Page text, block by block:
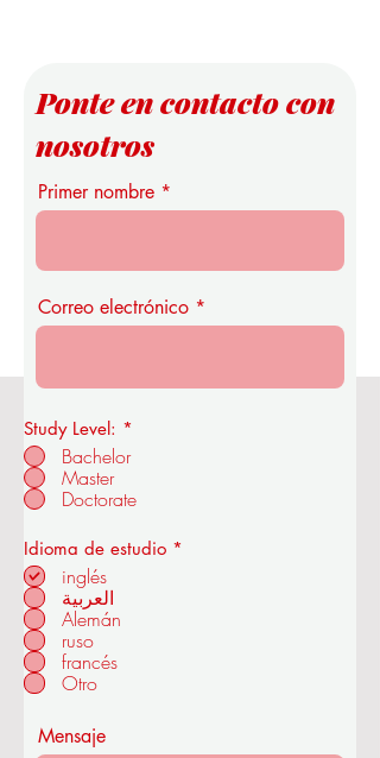
Real Academia de Economía y
Tecnología de la OUS
en ZÜRICH - SUIZA
Ponte en contacto con
nosotros
Primer nombre
Correo electrónico
Study Level: *
Bachelor
Master
Doctorate
Idioma de estudio *
inglés
العربية
Alemán
ruso
francés
Otro
Mensaje